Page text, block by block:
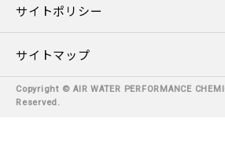
サイトポリシー
サイトマップ
Copyright © AIR WATER PERFORMANCE
Reserved.